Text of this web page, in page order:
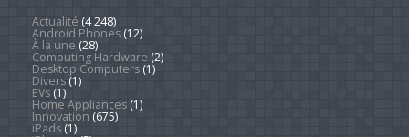
Actualité (4 248)
Android Phones(12)
À la une (28)
Computing Hardware (2)
Desktop Computers(1)
Divers(1)
EVs(1)
Home Appliances(1)
Innovation (675)
iPads(1)